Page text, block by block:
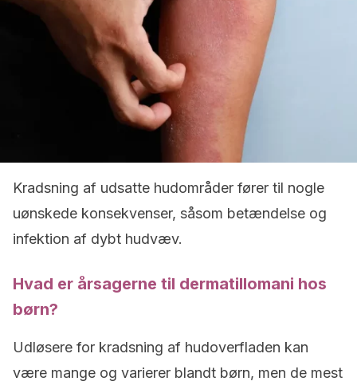
Kradsning af udsatte hudområder fører til nogle
uønskede konsekvenser, såsom betændelse og
infektion af dybt hudvæv.
Hvad er årsagerne til dermatillomani hos
børn?
Udløsere for kradsning af hudoverfladen kan
være mange og varierer blandt børn, men de mest